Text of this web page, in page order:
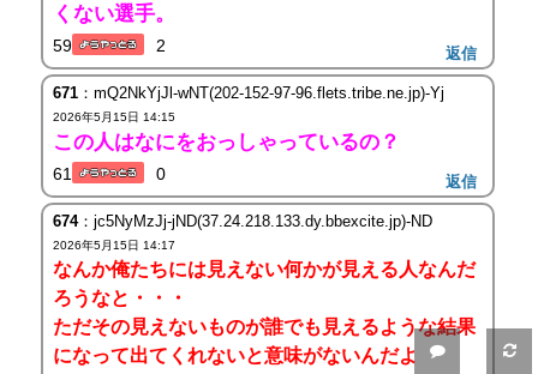
くない選手。
59 2 返信
671：mQ2NkYjJl-wNT(202-152-97-96.flets.tribe.ne.jp)-Yj
2026年5月15日 14:15
この人はなにをおっしゃっているの？
61 0 返信
674：jc5NyMzJj-jND(37.24.218.133.dy.bbexcite.jp)-ND
2026年5月15日 14:17
なんか俺たちには見えない何かが見える人なんだ
ろうなと・・・
ただその見えないものが誰でも見えるような結果
になって出てくれないと意味がないんだよ